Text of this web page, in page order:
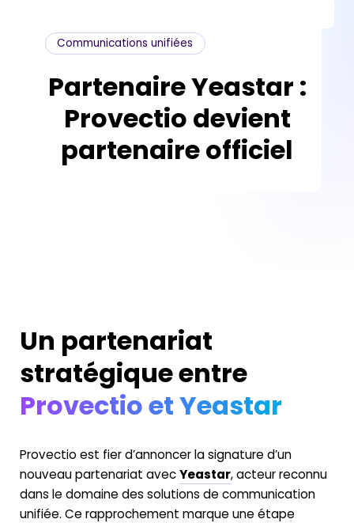
Communications unifiées
Partenaire Yeastar :
Provectio devient
partenaire officiel
Un partenariat
stratégique entre
Provectio et Yeastar
Provectio est fier d’annoncer la signature d’un
nouveau partenariat avec Yeastar, acteur reconnu
dans le domaine des solutions de communication
unifiée. Ce rapprochement marque une étape